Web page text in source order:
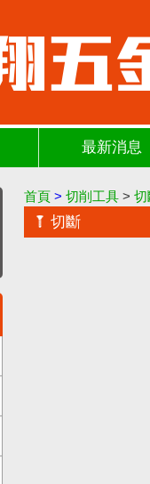
最新消息
首頁 > 切削工具 > 切
切斷